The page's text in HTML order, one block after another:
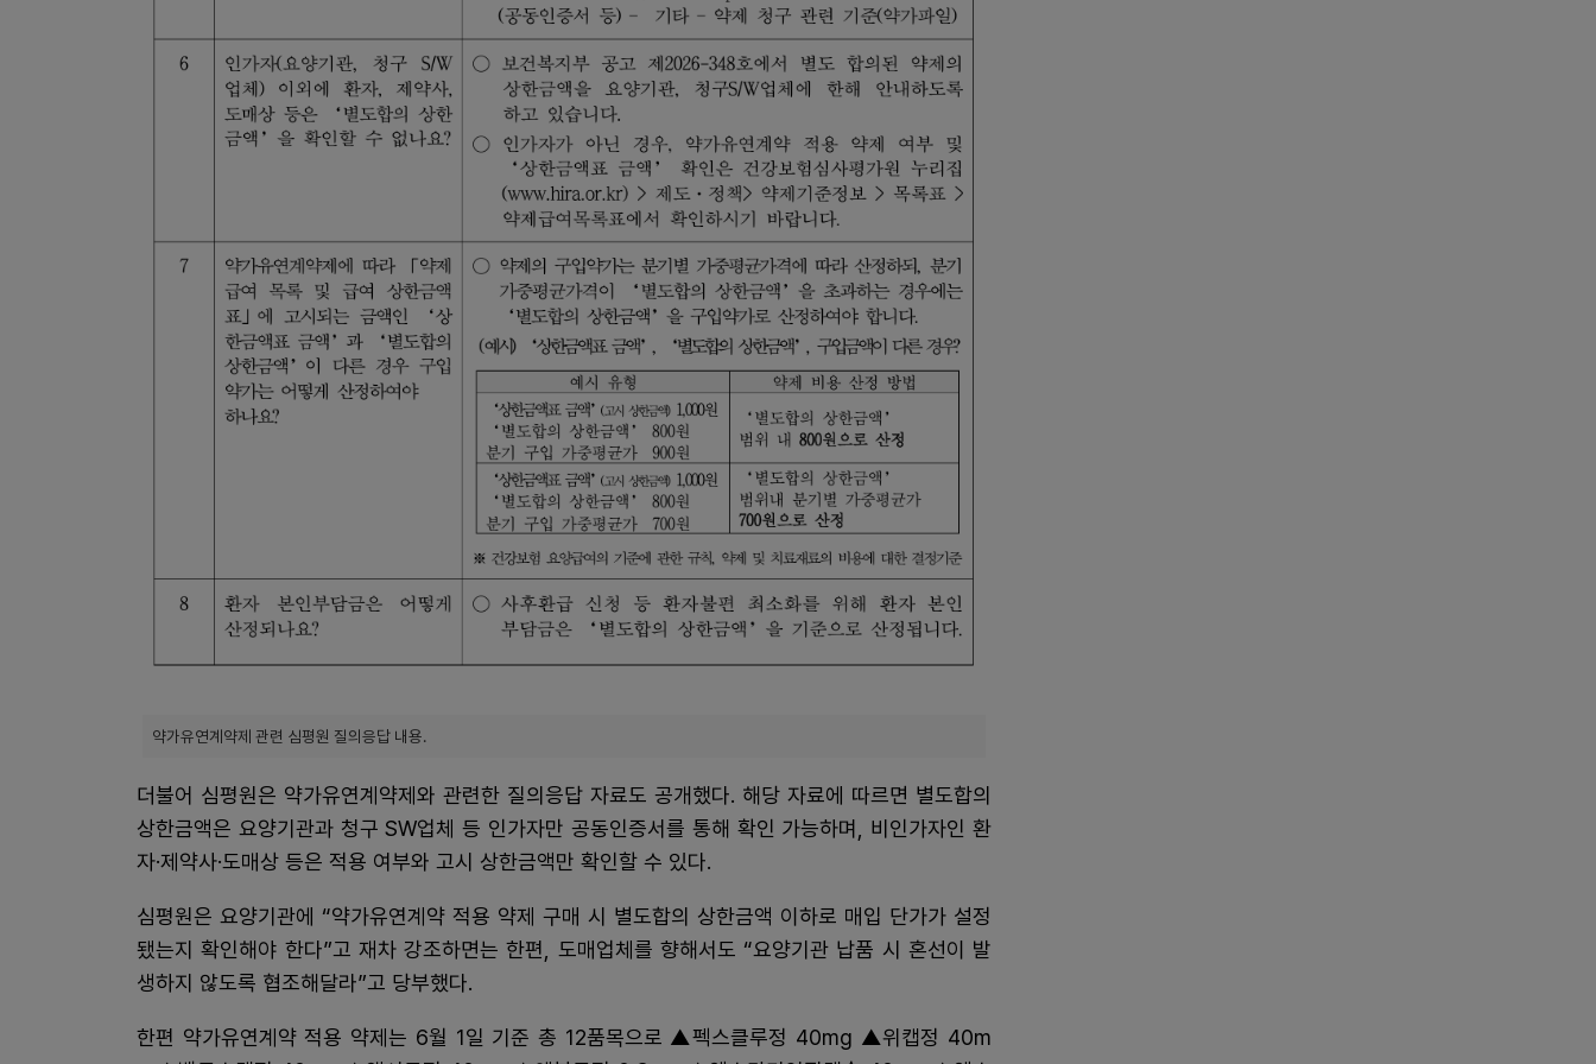
약가유연계약제 관련 심평원 질의응답 내용.
더불어 심평원은 약가유연계약제와 관련한 질의응답 자료도 공개했다. 해당 자료에 따르면 별도합의
상한금액은 요양기관과 청구 SW업체 등 인가자만 공동인증서를 통해 확인 가능하며, 비인가자인 환
자·제약사·도매상 등은 적용 여부와 고시 상한금액만 확인할 수 있다.
심평원은 요양기관에 “약가유연계약 적용 약제 구매 시 별도합의 상한금액 이하로 매입 단가가 설정
됐는지 확인해야 한다”고 재차 강조하면는 한편, 도매업체를 향해서도 “요양기관 납품 시 혼선이 발
생하지 않도록 협조해달라”고 당부했다.
한편 약가유연계약 적용 약제는 6월 1일 기준 총 12품목으로 ▲펙스클루정 40mg ▲위캡정 40m